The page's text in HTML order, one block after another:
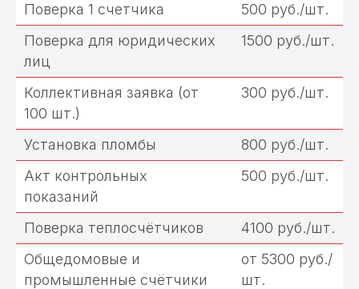
Поверка 1 счетчика
500 руб./шт.
Поверка для юридических
лиц
1500 руб./шт.
Коллективная заявка (от
100 шт.)
300 руб./шт.
Установка пломбы
800 руб./шт.
Акт контрольных
показаний
500 руб./шт.
Поверка теплосчётчиков
4100 руб./шт.
Общедомовые и
промышленные счётчики
от 5300 руб./
шт.